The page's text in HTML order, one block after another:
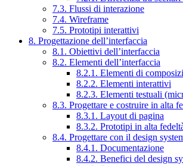
7.3. Flussi di interazione
7.4. Wireframe
7.5. Prototipi interattivi
8. Progettazione dell’interfaccia
8.1. Obiettivi dell’interfaccia
8.2. Elementi dell’interfaccia
8.2.1. Elementi di
8.2.2. Elementi interattivi
8.2.3. Elementi testuali
8.3. Progettare e costruire in alta
8.3.1. Layout di pagina
8.3.2. Prototipi in alta
8.4. Progettare con il design
8.4.1. Documentazione
8.4.2. Benefici del design